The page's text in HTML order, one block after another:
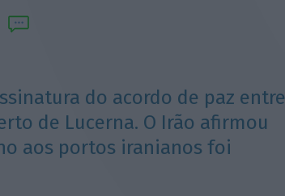
do acordo de paz entre
de Lucerna. O Irão afirmou
aos portos iranianos foi